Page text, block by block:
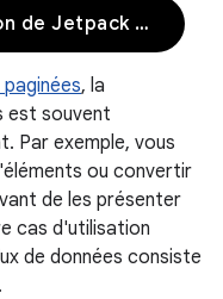
Concepts et implémentation de Jetpack Compose
, la
est souvent
Par exemple, vous
ou convertir
de les présenter
cas d'utilisation
de données consiste
.